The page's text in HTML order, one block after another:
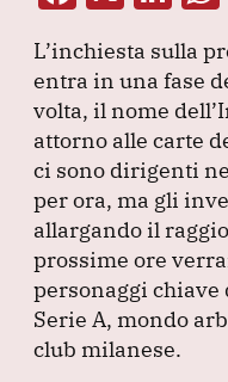
c
e
b
o
o
k
k
e
dI
n
L’inchiesta sulla
entra in una fase
volta, il nome
attorno alle carte
ci sono dirigenti
per ora, ma gli
allargando il
prossime ore
personaggi chiave
Serie A, mondo
club milanese.